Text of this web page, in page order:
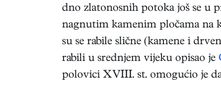
dno zlatonosnih potoka još se u
nagnutim kamenim pločama na
su se rabile slične (kamene i
rabili u srednjem vijeku opisao je
polovici XVIII. st. omogućio je